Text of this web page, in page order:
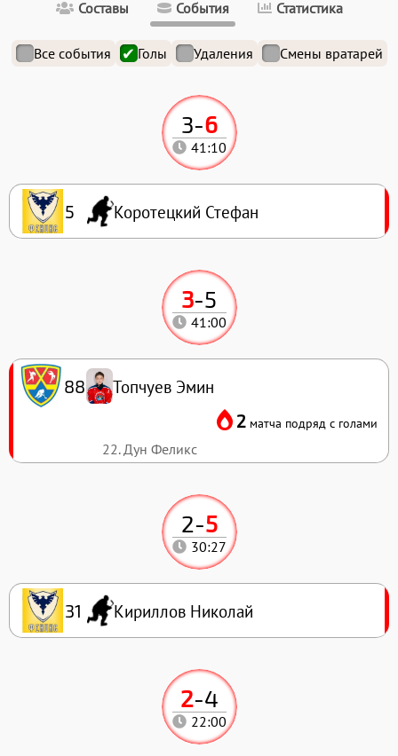
Составы События Статистика
Все события Голы Удаления Смены вратарей
2-4
22:00
2-5
30:27
31 Кириллов Николай
3-5
41:00
88 Топчуев Эмин
2 матча подряд с голами
22. Дун Феликс
3-6
41:10
5 Коротецкий Стефан